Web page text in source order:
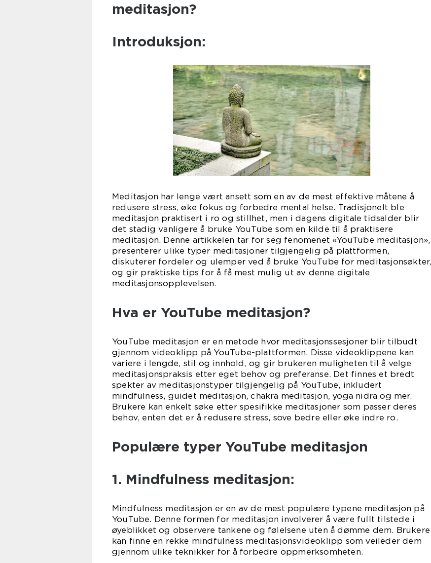
meditasjon?
Introduksjon:
Meditasjon har lenge vært ansett som en av de mest effektive måtene å
redusere stress, øke fokus og forbedre mental helse. Tradisjonelt ble
meditasjon praktisert i ro og stillhet, men i dagens digitale tidsalder blir
det stadig vanligere å bruke YouTube som en kilde til å praktisere
meditasjon. Denne artikkelen tar for seg fenomenet «YouTube meditasjon»,
presenterer ulike typer meditasjoner tilgjengelig på plattformen,
diskuterer fordeler og ulemper ved å bruke YouTube for meditasjonsøkter,
og gir praktiske tips for å få mest mulig ut av denne digitale
meditasjonsopplevelsen.
Hva er YouTube meditasjon?
YouTube meditasjon er en metode hvor meditasjonssesjoner blir tilbudt
gjennom videoklipp på YouTube-plattformen. Disse videoklippene kan
variere i lengde, stil og innhold, og gir brukeren muligheten til å velge
meditasjonspraksis etter eget behov og preferanse. Det finnes et bredt
spekter av meditasjonstyper tilgjengelig på YouTube, inkludert
mindfulness, guidet meditasjon, chakra meditasjon, yoga nidra og mer.
Brukere kan enkelt søke etter spesifikke meditasjoner som passer deres
behov, enten det er å redusere stress, sove bedre eller øke indre ro.
Populære typer YouTube meditasjon
1. Mindfulness meditasjon:
Mindfulness meditasjon er en av de mest populære typene meditasjon på
YouTube. Denne formen for meditasjon involverer å være fullt tilstede i
øyeblikket og observere tankene og følelsene uten å dømme dem. Brukere
kan finne en rekke mindfulness meditasjonsvideoklipp som veileder dem
gjennom ulike teknikker for å forbedre oppmerksomheten.